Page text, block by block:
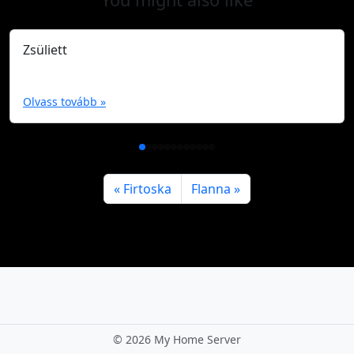
Zsüliett
Olvass tovább »
Firtoska Flanna
© 2026 My Home Server